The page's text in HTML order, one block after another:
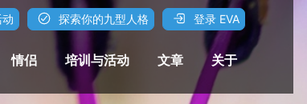
探索你的九型人格 登录 EVA
情侣 培训与活动 文章 关于